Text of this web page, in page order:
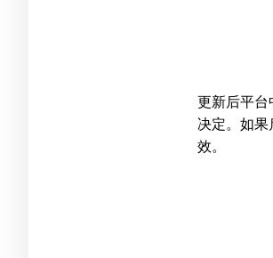
更新后平
决定。如
效。